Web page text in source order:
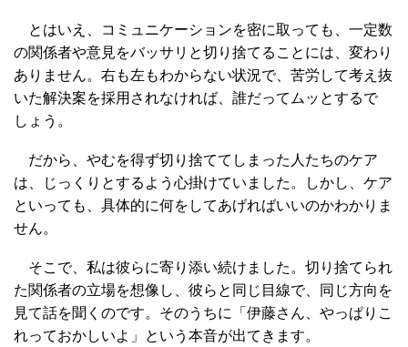
とはいえ、コミュニケーションを密に取っても、一定数
の関係者や意見をバッサリと切り捨てることには、変わり
ありません。右も左もわからない状況で、苦労して考え抜
いた解決案を採用されなければ、誰だってムッとするで
しょう。
だから、やむを得ず切り捨ててしまった人たちのケア
は、じっくりとするよう心掛けていました。しかし、ケア
といっても、具体的に何をしてあげればいいのかわかりま
せん。
そこで、私は彼らに寄り添い続けました。切り捨てられ
た関係者の立場を想像し、彼らと同じ目線で、同じ方向を
見て話を聞くのです。そのうちに「伊藤さん、やっぱりこ
れっておかしいよ」という本音が出てきます。